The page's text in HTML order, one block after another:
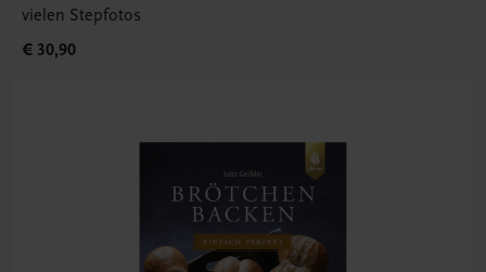
vielen Stepfotos
€ 30,90